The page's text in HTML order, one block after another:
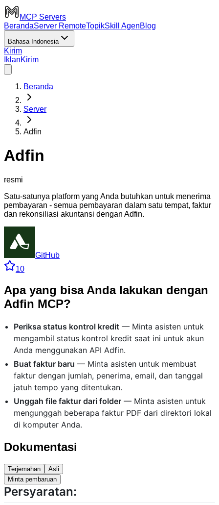
MCP Servers
BerandaServer RemoteTopikSkill AgenBlog
Bahasa Indonesia
Kirim
IklanKirim
Beranda
Server
Adfin
Adfin
resmi
Satu-satunya platform yang Anda butuhkan untuk menerima
pembayaran - semua pembayaran dalam satu tempat, faktur
dan rekonsiliasi akuntansi dengan Adfin.
GitHub
10
Apa yang bisa Anda lakukan dengan
Adfin MCP?
Periksa status kontrol kredit — Minta asisten untuk
mengambil status kontrol kredit saat ini untuk akun
Anda menggunakan API Adfin.
Buat faktur baru — Minta asisten untuk membuat
faktur dengan jumlah, penerima, email, dan tanggal
jatuh tempo yang ditentukan.
Unggah file faktur dari folder — Minta asisten untuk
mengunggah beberapa faktur PDF dari direktori lokal
di komputer Anda.
Dokumentasi
Terjemahan
Asli
Minta pembaruan
Persyaratan: